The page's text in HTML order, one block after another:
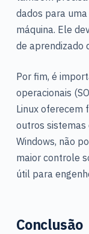
dados para
máquina. Ele
de aprendizado
Por fim, é
operacionais
Linux oferecem
outros sistemas
Windows, não
maior controle
útil para
Conclusão